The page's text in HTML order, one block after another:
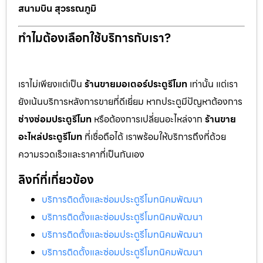
สนามบิน สุวรรณภูมิ
ทำไมต้องเลือกใช้บริการกับเรา?
เราไม่เพียงแต่เป็น ร้านขายมอเตอร์ประตูรีโมท เท่านั้น แต่เรา
ยังเน้นบริการหลังการขายที่ดีเยี่ยม หากประตูมีปัญหาต้องการ
ช่างซ่อมประตูรีโมท หรือต้องการเปลี่ยนอะไหล่จาก ร้านขาย
อะไหล่ประตูรีโมท ที่เชื่อถือได้ เราพร้อมให้บริการถึงที่ด้วย
ความรวดเร็วและราคาที่เป็นกันเอง
ลิงก์ที่เกี่ยวข้อง
บริการติดตั้งและซ่อมประตูรีโมทนิคมพัฒนา
บริการติดตั้งและซ่อมประตูรีโมทนิคมพัฒนา
บริการติดตั้งและซ่อมประตูรีโมทนิคมพัฒนา
บริการติดตั้งและซ่อมประตูรีโมทนิคมพัฒนา